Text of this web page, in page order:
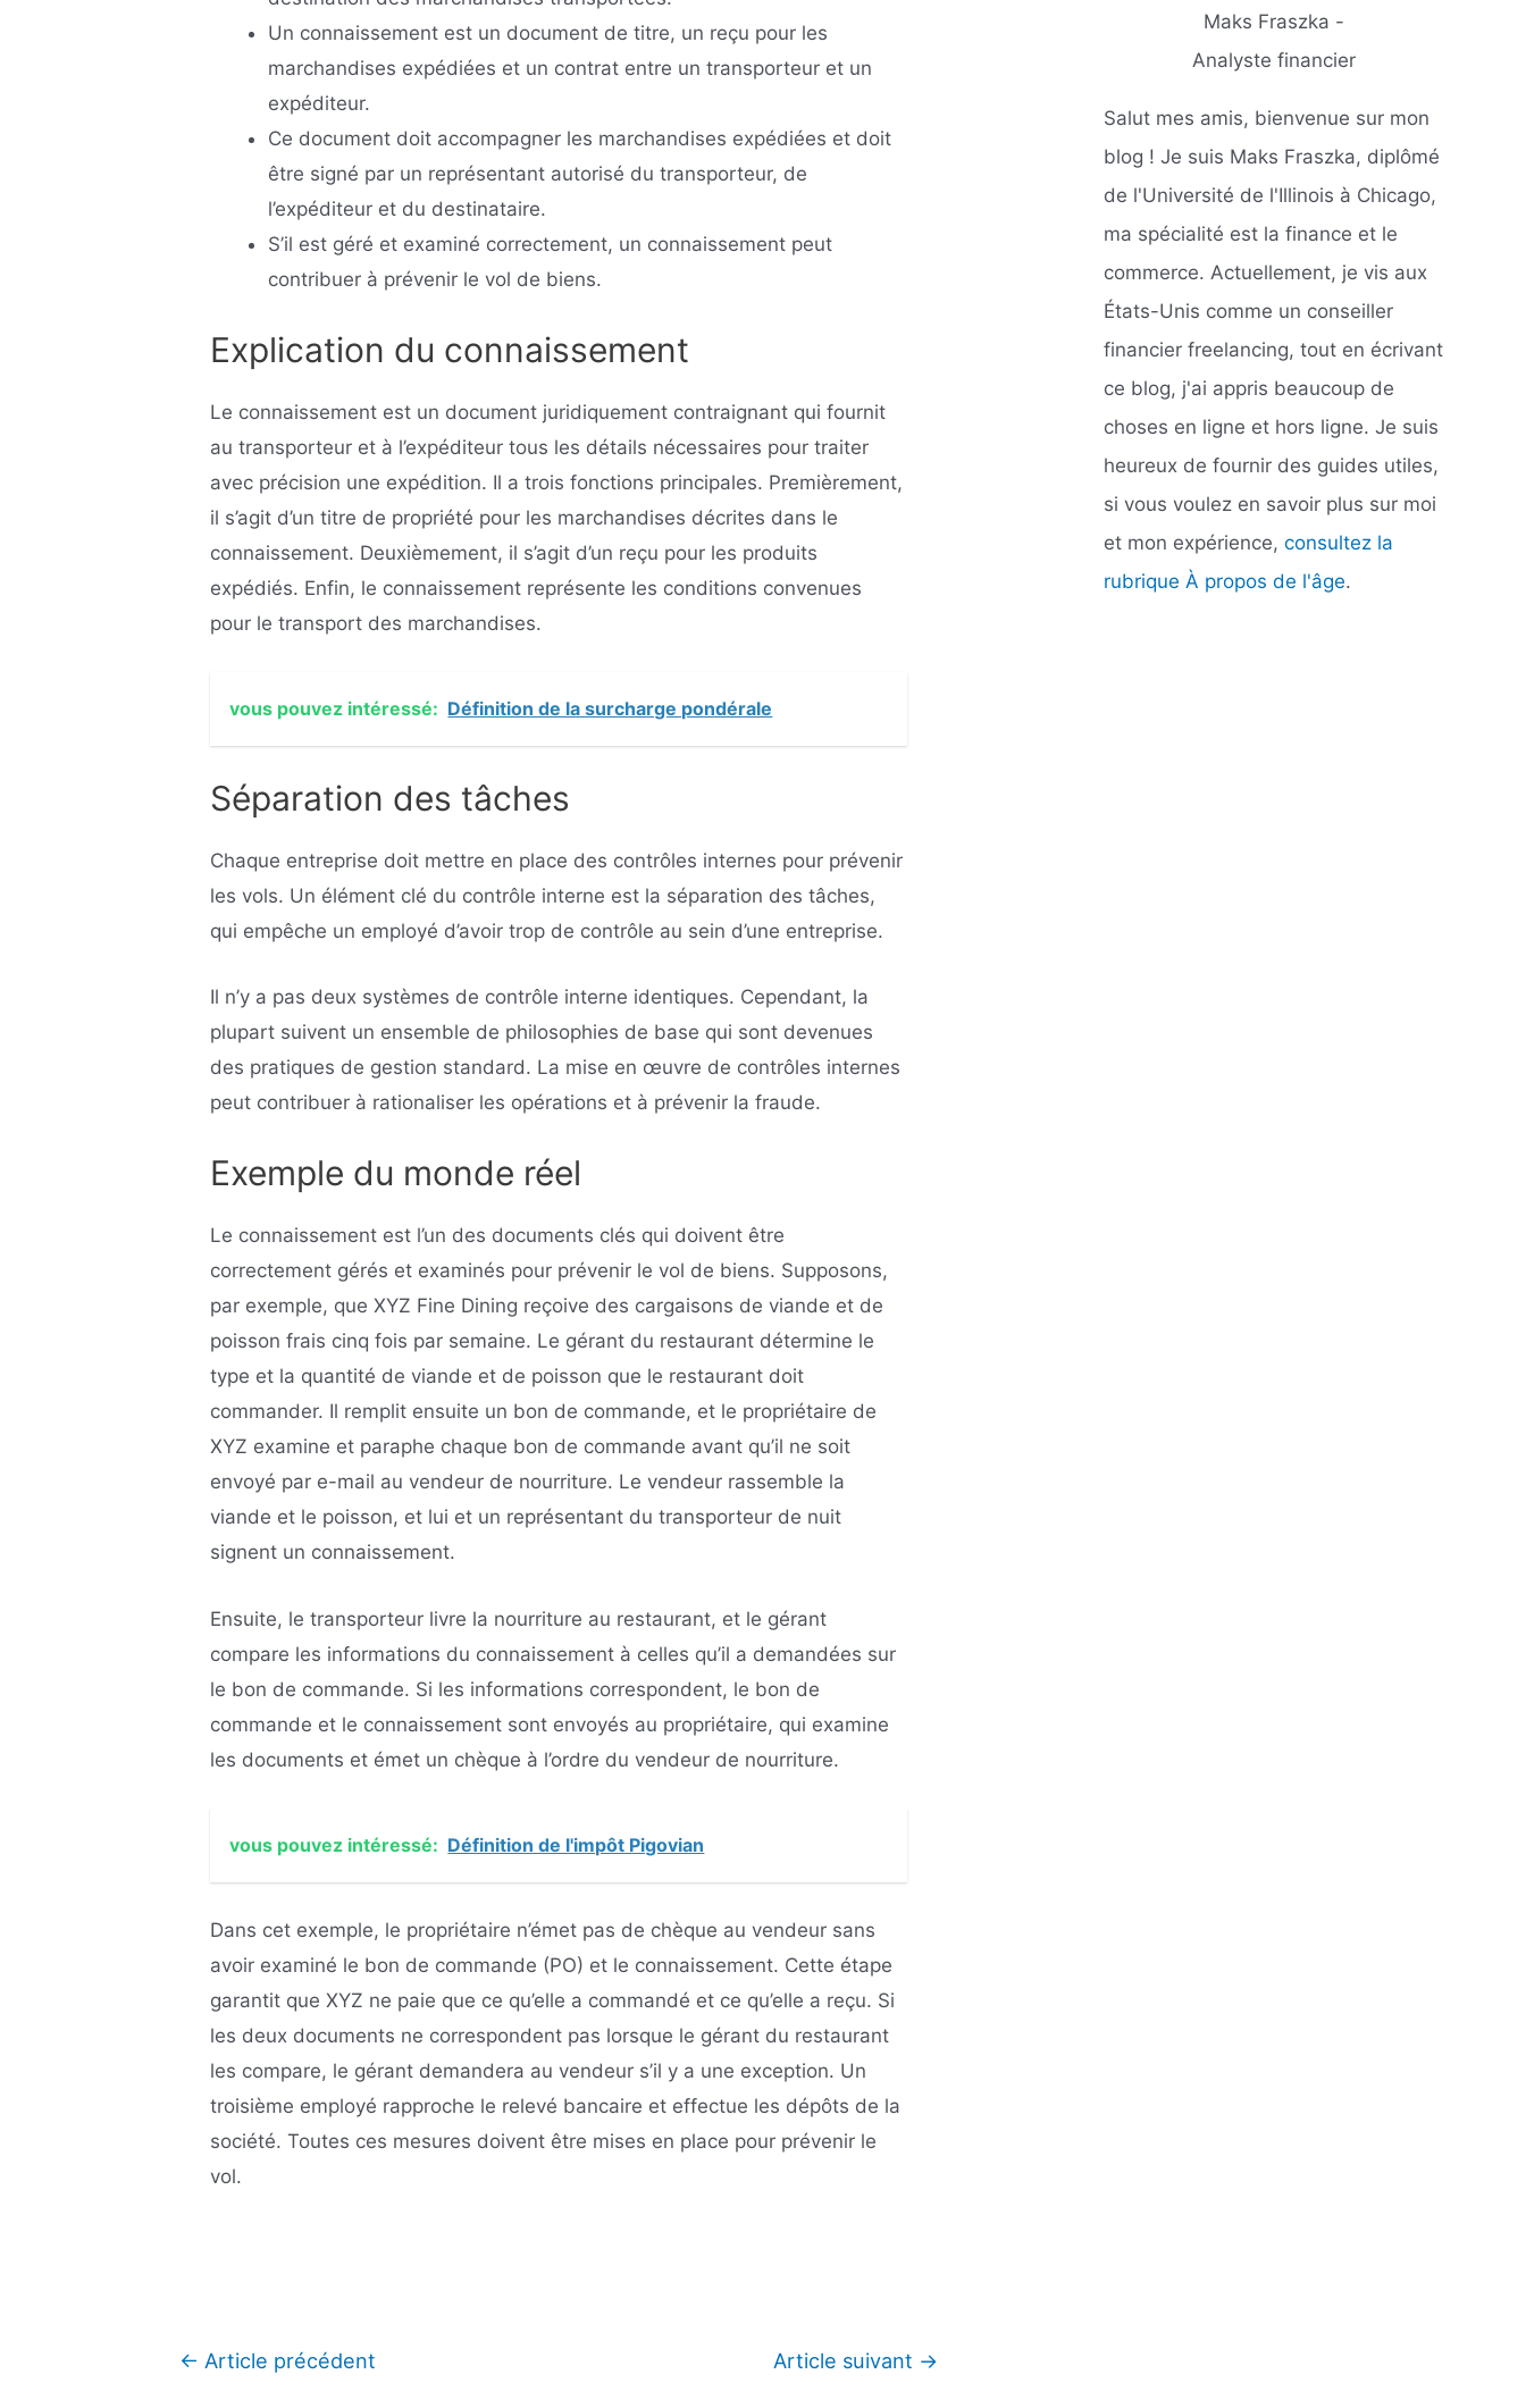
Un connaissement est un document de titre, un reçu pour les
marchandises expédiées et un contrat entre un transporteur et un
expéditeur.
Ce document doit accompagner les marchandises expédiées et doit
être signé par un représentant autorisé du transporteur, de
l’expéditeur et du destinataire.
S’il est géré et examiné correctement, un connaissement peut
contribuer à prévenir le vol de biens.
Explication du connaissement
Le connaissement est un document juridiquement contraignant qui fournit
au transporteur et à l’expéditeur tous les détails nécessaires pour traiter
avec précision une expédition. Il a trois fonctions principales. Premièrement,
il s’agit d’un titre de propriété pour les marchandises décrites dans le
connaissement. Deuxièmement, il s’agit d’un reçu pour les produits
expédiés. Enfin, le connaissement représente les conditions convenues
pour le transport des marchandises.
vous pouvez intéressé: Définition de la surcharge pondérale
Séparation des tâches
Chaque entreprise doit mettre en place des contrôles internes pour prévenir
les vols. Un élément clé du contrôle interne est la séparation des tâches,
qui empêche un employé d’avoir trop de contrôle au sein d’une entreprise.
Il n’y a pas deux systèmes de contrôle interne identiques. Cependant, la
plupart suivent un ensemble de philosophies de base qui sont devenues
des pratiques de gestion standard. La mise en œuvre de contrôles internes
peut contribuer à rationaliser les opérations et à prévenir la fraude.
Exemple du monde réel
Le connaissement est l’un des documents clés qui doivent être
correctement gérés et examinés pour prévenir le vol de biens. Supposons,
par exemple, que XYZ Fine Dining reçoive des cargaisons de viande et de
poisson frais cinq fois par semaine. Le gérant du restaurant détermine le
type et la quantité de viande et de poisson que le restaurant doit
commander. Il remplit ensuite un bon de commande, et le propriétaire de
XYZ examine et paraphe chaque bon de commande avant qu’il ne soit
envoyé par e-mail au vendeur de nourriture. Le vendeur rassemble la
viande et le poisson, et lui et un représentant du transporteur de nuit
signent un connaissement.
Ensuite, le transporteur livre la nourriture au restaurant, et le gérant
compare les informations du connaissement à celles qu’il a demandées sur
le bon de commande. Si les informations correspondent, le bon de
commande et le connaissement sont envoyés au propriétaire, qui examine
les documents et émet un chèque à l’ordre du vendeur de nourriture.
vous pouvez intéressé: Définition de l'impôt Pigovian
Dans cet exemple, le propriétaire n’émet pas de chèque au vendeur sans
avoir examiné le bon de commande (PO) et le connaissement. Cette étape
garantit que XYZ ne paie que ce qu’elle a commandé et ce qu’elle a reçu. Si
les deux documents ne correspondent pas lorsque le gérant du restaurant
les compare, le gérant demandera au vendeur s’il y a une exception. Un
troisième employé rapproche le relevé bancaire et effectue les dépôts de la
société. Toutes ces mesures doivent être mises en place pour prévenir le
vol.
Navigation
← Article précédent Article suivant →
Maks Fraszka -
Analyste financier
Salut mes amis, bienvenue sur mon
blog ! Je suis Maks Fraszka, diplômé
de l'Université de l'Illinois à Chicago,
ma spécialité est la finance et le
commerce. Actuellement, je vis aux
États-Unis comme un conseiller
financier freelancing, tout en écrivant
ce blog, j'ai appris beaucoup de
choses en ligne et hors ligne. Je suis
heureux de fournir des guides utiles,
si vous voulez en savoir plus sur moi
et mon expérience, consultez la
rubrique À propos de l'âge.